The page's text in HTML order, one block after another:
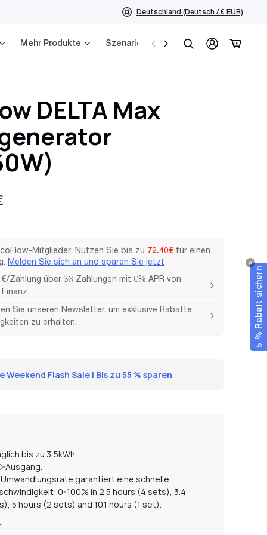
Deutschland (Deutsch / € EUR)
Mehr Produkte Szenarien
Service
DELTA Max
Mitglieder: Nutzen Sie bis zu 72.40€für einen
Melden Sie sich an und sparen Sie jetzt
€/Zahlung über 36 Zahlungen mit 0% APR von
Sie unseren Newsletter, um exklusive Rabatte
zu erhalten.
Weekend Flash Sale | Bis zu 55 % sparen
bis zu 3,5kWh.
Ausgang.
Umwandlungsrate garantiert eine schnelle
0-100% in 2.5 hours (4 sets), 3.4
5 hours (2 sets) and 10.1 hours (1 set).
staubdicht nach Schutzklasse IP68.
Fernsteuerung mit der EcoFlow-App.
5 % Rabatt sichern